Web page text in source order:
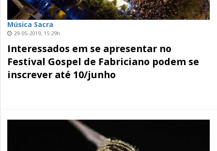
Música Sacra
29-05-2019, 15:29h
Interessados em se apresentar no
Festival Gospel de Fabriciano podem se
inscrever até 10/junho